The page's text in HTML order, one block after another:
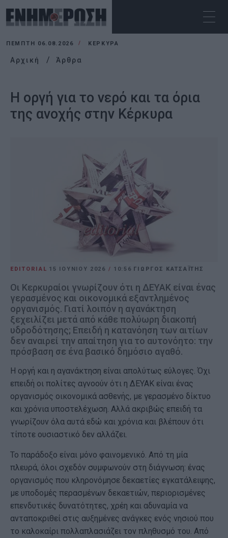
ΠΈΜΠΤΗ 06.08.2026 ΚΕΡΚΥΡΑ
Αρχική Άρθρα
Η οργή για το νερό και τα όρια
της ανοχής στην Κέρκυρα
EDITORIAL 15 ΙΟΥΝΊΟΥ 2026 / 10:56 ΓΙΩΡΓΟΣ ΚΑΤΣΑΪΤΗΣ
Οι Κερκυραίοι γνωρίζουν ότι η ΔΕΥΑΚ είναι ένας
γερασμένος και οικονομικά εξαντλημένος
οργανισμός. Γιατί λοιπόν η αγανάκτηση
ξεχειλίζει μετά από κάθε πολύωρη διακοπή
υδροδότησης; Επειδή η κατανόηση των αιτίων
δεν αναιρεί την απαίτηση για το αυτονόητο: την
πρόσβαση σε ένα βασικό δημόσιο αγαθό.
Η οργή και η αγανάκτηση είναι απολύτως εύλογες. Όχι
επειδή οι πολίτες αγνοούν ότι η ΔΕΥΑΚ είναι ένας
οργανισμός οικονομικά ασθενής, με γερασμένο δίκτυο
και χρόνια υποστελέχωση. Αλλά ακριβώς επειδή τα
γνωρίζουν όλα αυτά εδώ και χρόνια και βλέπουν ότι
τίποτε ουσιαστικό δεν αλλάζει.
Το παράδοξο είναι μόνο φαινομενικό. Από τη μία
πλευρά, όλοι σχεδόν συμφωνούν στη διάγνωση: ένας
οργανισμός που κληρονόμησε δεκαετίες εγκατάλειψης,
με υποδομές περασμένων δεκαετιών, περιορισμένες
επενδυτικές δυνατότητες, χρέη και αδυναμία να
ανταποκριθεί στις αυξημένες ανάγκες ενός νησιού που
το καλοκαίρι πολλαπλασιάζει τον πληθυσμό του. Από